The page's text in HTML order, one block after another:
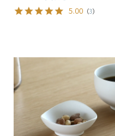
5.00 （3）